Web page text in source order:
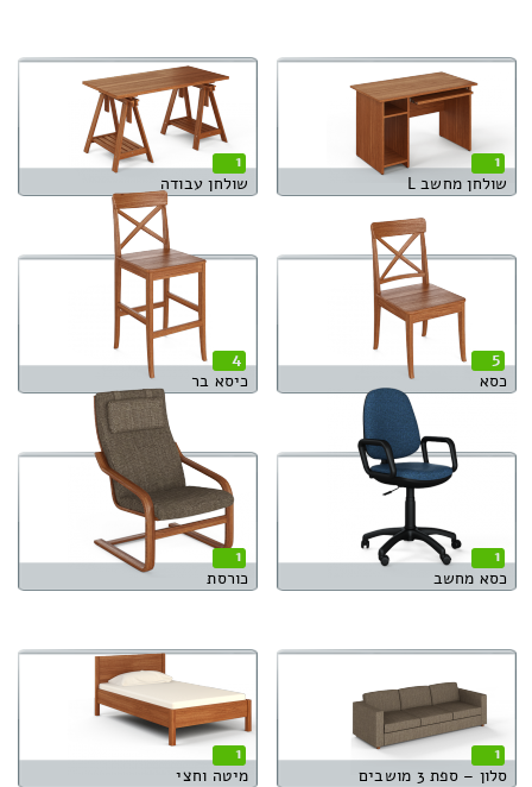
1
שולחן מחשב L
1
שולחן עבודה
5
כסא
4
כיסא בר
1
כסא מחשב
1
כורסת
1
סלון – ספת 3 מושבים
1
מיטה וחצי